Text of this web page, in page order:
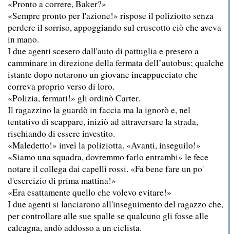
«Pronto a correre, Baker?»
«Sempre pronto per l'azione!» rispose il poliziotto senza
perdere il sorriso, appoggiando sul cruscotto ciò che aveva
in mano.
I due agenti scesero dall'auto di pattuglia e presero a
camminare in direzione della fermata dell’autobus; qualche
istante dopo notarono un giovane incappucciato che
correva proprio verso di loro.
«Polizia, fermati!» gli ordinò Carter.
Il ragazzino la guardò in faccia ma la ignorò e, nel
tentativo di scappare, iniziò ad attraversare la strada,
rischiando di essere investito.
«Maledetto!» inveì la poliziotta. «Avanti, inseguilo!»
«Siamo una squadra, dovremmo farlo entrambi» le fece
notare il collega dai capelli rossi. «Fa bene fare un po'
d'esercizio di prima mattina!»
«Era esattamente quello che volevo evitare!»
I due agenti si lanciarono all'inseguimento del ragazzo che,
per controllare alle sue spalle se qualcuno gli fosse alle
calcagna, andò addosso a un ciclista.